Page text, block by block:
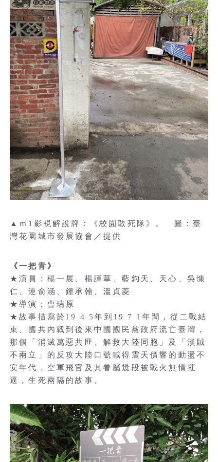
▲ｍ1影視解說牌：《校園敢死隊》。 圖：臺
灣花園城市發展協會／提供
《一把青》
★演員：楊一展、楊謹華、藍鈞天、天心、吳慷
仁、連俞涵、鍾承翰、溫貞菱
★導演：曹瑞原
★故事描寫於19 4 5年到19 7 1年間，從二戰結
束、國共內戰到後來中國國民黨政府流亡臺灣，
那個「消滅萬惡共匪、解救大陸同胞」及「漢賊
不兩立」的反攻大陸口號喊得震天價響的動盪不
安年代，空軍飛官及其眷屬幾段被戰火無情摧
逼，生死兩隔的故事。